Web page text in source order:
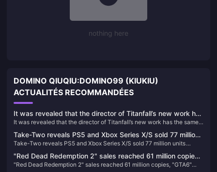
nothing here
DOMINO QIUQIU:DOMINO99 (KIUKIU)
ACTUALITÉS RECOMMANDÉES
It was revealed that the director of Titanfall’s new work has
the same world view as the IP, but it is not Titanfall 3.
It was revealed that the director of Titanfall’s new work has the same
Take-Two reveals PS5 and Xbox Series X/S sold 77 million
units combined
Take-Two reveals PS5 and Xbox Series X/S sold 77 million units
"Red Dead Redemption 2" sales reached 61 million copies,
"GTA6" may not be released until April 25
"Red Dead Redemption 2" sales reached 61 million copies, "GTA6"